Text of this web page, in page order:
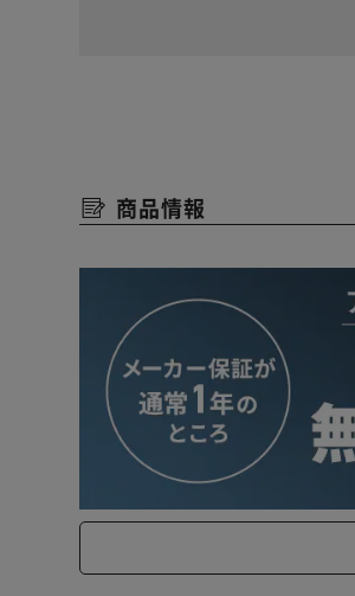
商品情報